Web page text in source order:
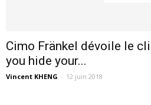
Cimo Fränkel dévoile le
you hide your...
Vincent KHENG - 12 juin 2018